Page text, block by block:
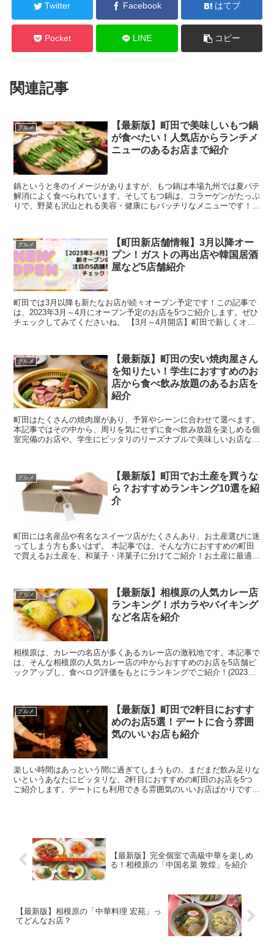
Twitter Facebook はてブ
Pocket LINE コピー
関連記事
グルメ
【最新版】町田で美味しいもつ鍋
が食べたい！人気店からランチメ
ニューのあるお店まで紹介
鍋というと冬のイメージがありますが、もつ鍋は本場九州では夏バテ
解消によく食べられています。そしてもつ鍋は、コラーゲンがたっぷ
りで、野菜も沢山とれる美容・健康にもバッチリなメニューです！
グルメ
【町田新店舗情報】3月以降オー
プン！ガストの再出店や韓国居酒
屋など5店舗紹介
町田では3月以降も新たなお店が続々オープン予定です！この記事で
は、2023年3月～4月にオープン予定のお店を5つご紹介します。ぜひ
チェックしてみてくださいね。 【3月～4月開店】町田で新しくオー
グルメ
【最新版】町田の安い焼肉屋さん
を知りたい！学生におすすめのお
店から食べ飲み放題のあるお店を
紹介
町田はたくさんの焼肉屋があり、予算やシーンに合わせて選べます。
本記事ではその中から、周りを気にせずに食べ飲み放題を楽しめる個
室完備のお店や、学生にピッタリのリーズナブルで美味しいお店など
グルメ
【最新版】町田でお土産を買うな
ら？おすすめランキング10選を紹
介
町田には名産品や有名なスイーツ店がたくさんあり、お土産選びに迷
ってしまう方も多いはず。 本記事では、そんな方におすすめの町田
で買えるお土産を、和菓子・洋菓子に分けてご紹介！お土産に最適な
グルメ
【最新版】相模原の人気カレー店
ランキング！ポカラやバイキング
など名店を紹介
相模原は、カレーの名店が多くあるカレー店の激戦地です。本記事で
は、そんな相模原の人気カレー店の中からおすすめのお店を5店舗ピ
ックアップし、食べログ評価をもとにランキングでご紹介！(2023年
グルメ
【最新版】町田で2軒目におすす
めのお店5選！デートに合う雰囲
気のいいお店も紹介
楽しい時間はあっという間に過ぎてしまうもの。まだまだ飲み足りな
いというあなたにピッタリな、2軒目におすすめの町田のお店を5つ
ご紹介します。デートにも利用できる雰囲気のいいお店ばかりですの
【最新版】完全個室で高級中華を楽しめ
る！相模原の「中国名菜 敦煌」を紹介
【最新版】相模原の「中華料理 宏苑」っ
てどんなお店？